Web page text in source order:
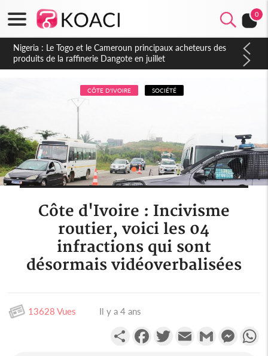
0
Nigeria : Le Togo et le Cameroun principaux acheteurs des
produits de la raffinerie Dangote en juillet
CÔTE D'IVOIRE SOCIÉTÉ
Côte d'Ivoire : Incivisme
routier, voici les 04
infractions qui sont
désormais vidéoverbalisées
13628 Vues Il y a 4 ans
PartagerFacebookTwitterEmail Gmail